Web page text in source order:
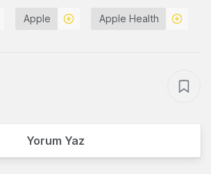
Apple Apple Health
Yorum Yaz